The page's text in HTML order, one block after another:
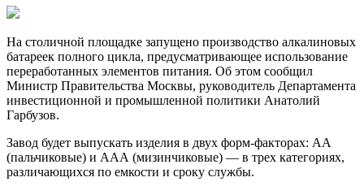
На столичной площадке запущено производство алкалиновых
батареек полного цикла, предусматривающее использование
переработанных элементов питания. Об этом сообщил
Министр Правительства Москвы, руководитель Департамента
инвестиционной и промышленной политики Анатолий
Гарбузов.
Завод будет выпускать изделия в двух форм-факторах: АА
(пальчиковые) и ААА (мизинчиковые) — в трех категориях,
различающихся по емкости и сроку службы.